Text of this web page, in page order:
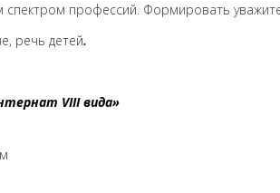
профессий. Формировать
речь детей.
VIII вида»